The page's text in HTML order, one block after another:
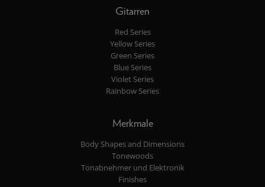
Gitarren
Red Series
Yellow Series
Green Series
Blue Series
Violet Series
Rainbow Series
Merkmale
Body Shapes and Dimensions
Tonewoods
Tonabnehmer und Elektronik
Finishes